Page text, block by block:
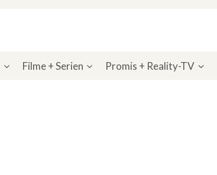
Filme + Serien Promis + Reality-TV